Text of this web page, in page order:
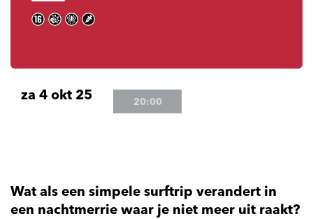
za 4 okt 25 20:00
Wat als een simpele surftrip verandert in
een nachtmerrie waar je niet meer uit raakt?